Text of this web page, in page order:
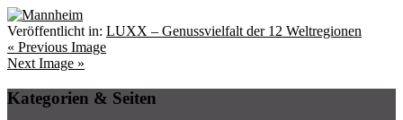
Veröffentlicht in: LUXX – Genussvielfalt der 12 Weltregionen
« Previous Image
Next Image »
Kategorien & Seiten